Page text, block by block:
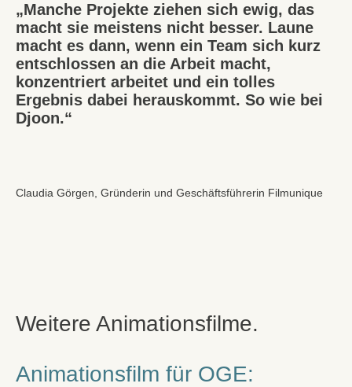
„Manche Projekte ziehen sich ewig, das
macht sie meistens nicht besser. Laune
macht es dann, wenn ein Team sich kurz
entschlossen an die Arbeit macht,
konzentriert arbeitet und ein tolles
Ergebnis dabei herauskommt. So wie bei
Djoon.“
Claudia Görgen, Gründerin und Geschäftsführerin Filmunique
Weitere Animationsfilme.
Animationsfilm für OGE: